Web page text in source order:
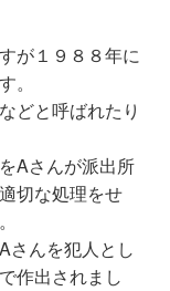
が１９８８年に
。
どと呼ばれたり
Aさんが派出所
切な処理をせ
さんを犯人とし
作出されまし